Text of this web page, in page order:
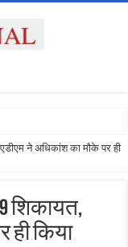
ने अधिकांश का मौके पर ही
शिकायत,
ही किया